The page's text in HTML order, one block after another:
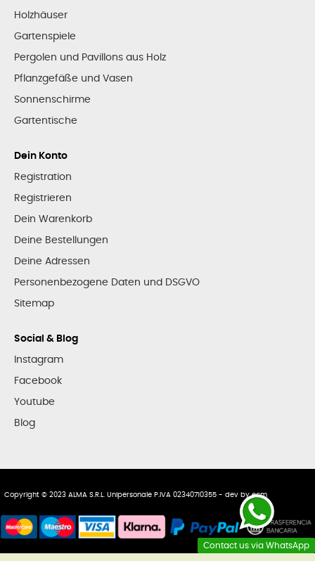
Holzhäuser
Gartenspiele
Pergolen und Pavillons aus Holz
Pflanzgefäße und Vasen
Sonnenschirme
Gartentische
Dein Konto
Registration
Registrieren
Dein Warenkorb
Deine Bestellungen
Deine Adressen
Personenbezogene Daten und DSGVO
Sitemap
Social & Blog
Instagram
Facebook
Youtube
Blog
Contact us via WhatsApp
Copyright © 2023 ALMA S.R.L. Unipersonale P.IVA 02340710355 - dev byecm